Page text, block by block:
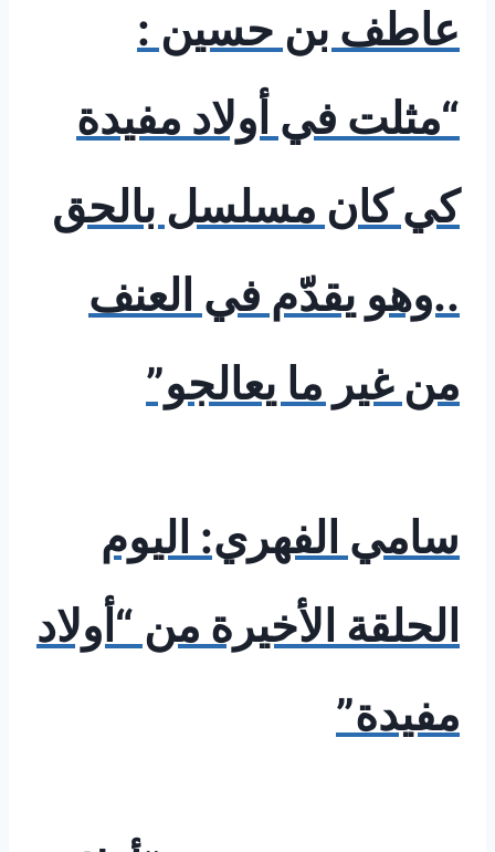
عاطف بن حسين :
“مثلت في أولاد مفيدة
كي كان مسلسل بالحق
..وهو يقدّم في العنف
من غير ما يعالجو”
سامي الفهري: اليوم
الحلقة الأخيرة من “أولاد
مفيدة”